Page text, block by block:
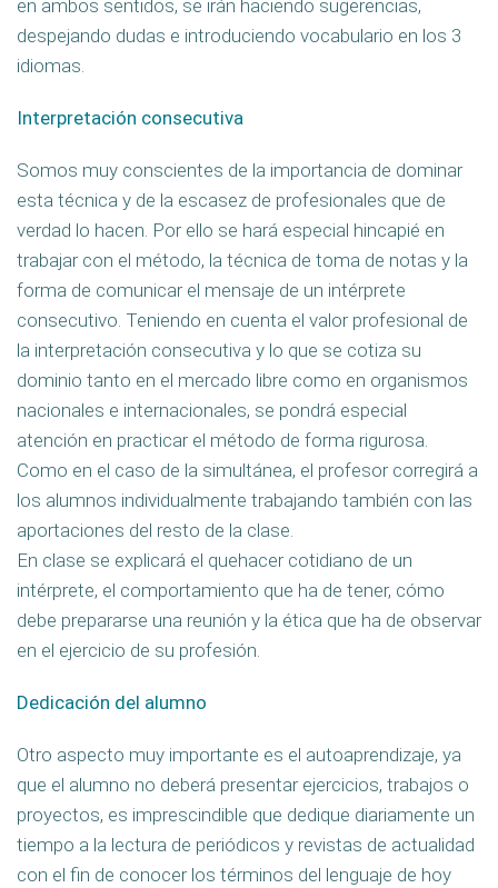
en ambos sentidos, se irán haciendo sugerencias,
despejando dudas e introduciendo vocabulario en los 3
idiomas.
Interpretación consecutiva
Somos muy conscientes de la importancia de dominar
esta técnica y de la escasez de profesionales que de
verdad lo hacen. Por ello se hará especial hincapié en
trabajar con el método, la técnica de toma de notas y la
forma de comunicar el mensaje de un intérprete
consecutivo. Teniendo en cuenta el valor profesional de
la interpretación consecutiva y lo que se cotiza su
dominio tanto en el mercado libre como en organismos
nacionales e internacionales, se pondrá especial
atención en practicar el método de forma rigurosa.
Como en el caso de la simultánea, el profesor corregirá a
los alumnos individualmente trabajando también con las
aportaciones del resto de la clase.
En clase se explicará el quehacer cotidiano de un
intérprete, el comportamiento que ha de tener, cómo
debe prepararse una reunión y la ética que ha de observar
en el ejercicio de su profesión.
Dedicación del alumno
Otro aspecto muy importante es el autoaprendizaje, ya
que el alumno no deberá presentar ejercicios, trabajos o
proyectos, es imprescindible que dedique diariamente un
tiempo a la lectura de periódicos y revistas de actualidad
con el fin de conocer los términos del lenguaje de hoy